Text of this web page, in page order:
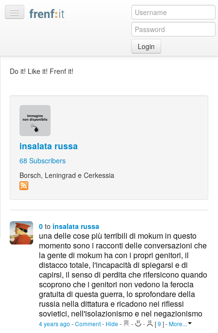
Login
discussions
Bookmarks
Best
:LISTS
Edit
Edit
Search
Do it! Like it! Frenf it!
insalata russa
68 Subscribers
Borsch, Leningrad e Cerkessia
0 to insalata russa
una delle cose più terribili di mokum in questo
momento sono i racconti delle conversazioni che
la gente di mokum ha con i propri genitori, il
distacco totale, l'incapacità di spiegarsi e di
capirsi, il senso di perdita che rifersicono quando
scoprono che i genitori non vedono la ferocia
gratuita di questa guerra, lo sprofondare della
russia nella dittatura e ricadono nei riflessi
sovietici, nell'isolazionismo e nel negazionismo
4 years ago -Comment- Hide - - - [9 ]-More...